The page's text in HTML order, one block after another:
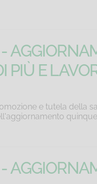
PIÙ E
e tutela della